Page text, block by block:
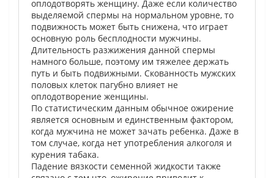
оплодотворять женщину. Даже если количество
выделяемой спермы на нормальном уровне, то
подвижность может быть снижена, что играет
основную роль бесплодности мужчины.
Длительность разжижения данной спермы
намного больше, поэтому им тяжелее держать
путь и быть подвижными. Скованность мужских
половых клеток пагубно влияет не
оплодотворение женщины.
По статистическим данным обычное ожирение
является основным и единственным фактором,
когда мужчина не может зачать ребенка. Даже в
том случае, когда нет употребления алкоголя и
курения табака.
Падение вязкости семенной жидкости также